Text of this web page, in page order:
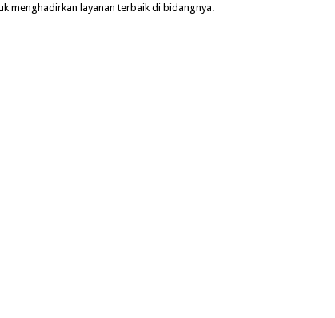
menghadirkan layanan terbaik di bidangnya.